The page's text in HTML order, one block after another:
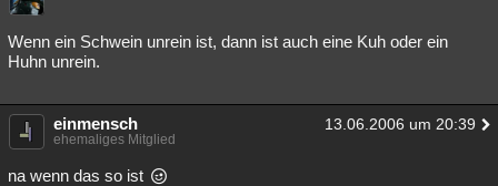
Wenn ein Schwein unrein ist, dann ist auch eine Kuh oder ein
Huhn unrein.
einmensch 13.06.2006 um 20:39
ehemaliges Mitglied
na wenn das so ist